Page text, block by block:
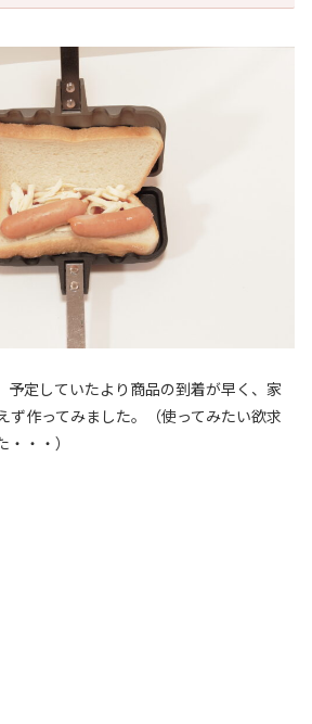
予定していたより商品の到着が早く、家
ず作ってみました。（使ってみたい欲求
・・）